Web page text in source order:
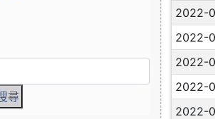
2022-
2022-
2022-
2022-
2022-